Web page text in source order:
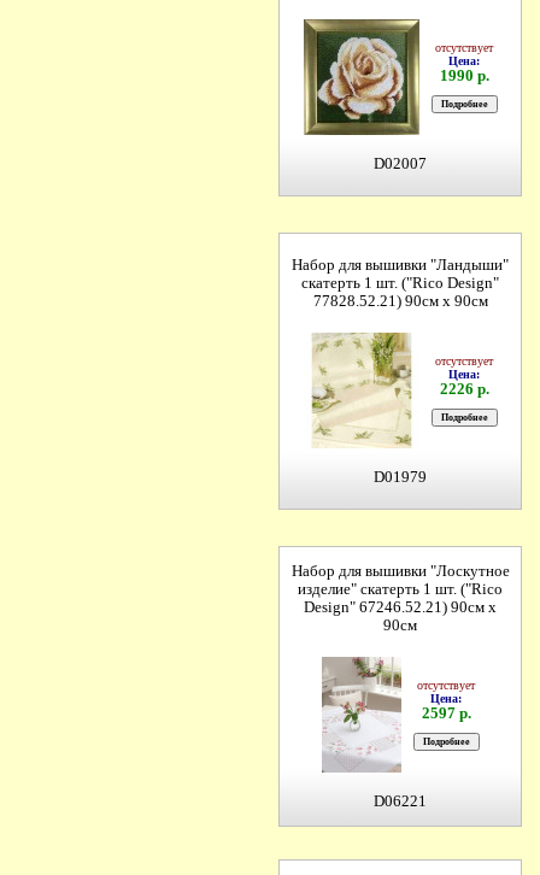
отсутствует
Цена:
1990 р.
D02007
Набор для вышивки "Ландыши"
скатерть 1 шт. ("Rico Design"
77828.52.21) 90см х 90см
отсутствует
Цена:
2226 р.
D01979
Набор для вышивки "Лоскутное
изделие" скатерть 1 шт. ("Rico
Design" 67246.52.21) 90см х
90см
отсутствует
Цена:
2597 р.
D06221